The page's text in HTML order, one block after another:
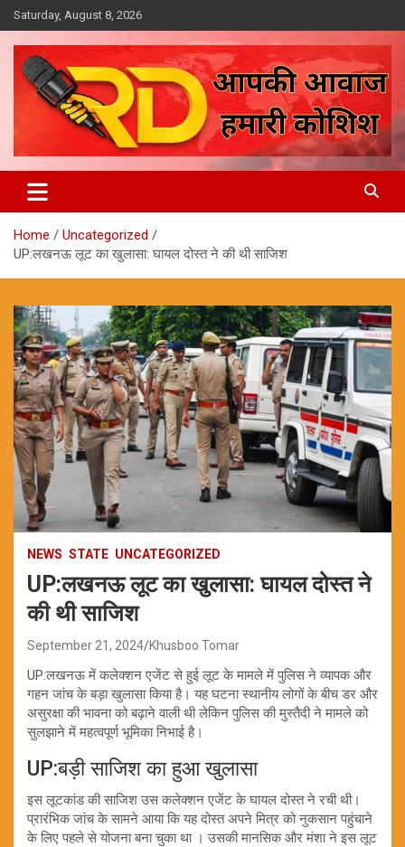
Skip
to
content
Saturday, August 8, 2026
Reporter Diaries
Home
Uncategorized
UP:लखनऊ लूट का खुलासा: घायल दोस्त ने की थी साजिश
NEWS STATE UNCATEGORIZED
UP:लखनऊ लूट का खुलासा: घायल दोस्त ने
की थी साजिश
September 21, 2024 Khusboo Tomar
UP:लखनऊ में कलेक्शन एजेंट से हुई लूट के मामले में पुलिस ने व्यापक और
गहन जांच के बड़ा खुलासा किया है। यह घटना स्थानीय लोगों के बीच डर और
असुरक्षा की भावना को बढ़ाने वाली थी लेकिन पुलिस की मुस्तैदी ने मामले को
सुलझाने में महत्वपूर्ण भूमिका निभाई है।
UP:बड़ी साजिश का हुआ खुलासा
इस लूटकांड की साजिश उस कलेक्शन एजेंट के घायल दोस्त ने रची थी।
प्रारंभिक जांच के सामने आया कि यह दोस्त अपने मित्र को नुकसान पहुंचाने
के लिए पहले से योजना बना चुका था । उसकी मानसिक और मंशा ने इस लूट